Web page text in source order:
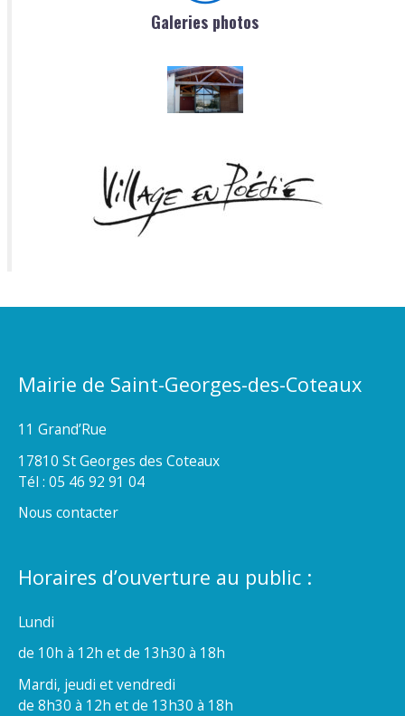
Galeries photos
Mairie de Saint-Georges-des-Coteaux
11 Grand’Rue
17810 St Georges des Coteaux
Tél : 05 46 92 91 04
Nous contacter
Horaires d’ouverture au public :
Lundi
de 10h à 12h et de 13h30 à 18h
Mardi, jeudi et vendredi
de 8h30 à 12h et de 13h30 à 18h